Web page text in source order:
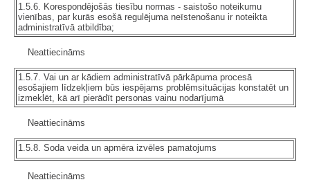
1.5.6. Korespondējošās tiesību normas - saistošo noteikumu
vienības, par kurās esošā regulējuma neīstenošanu ir noteikta
administratīvā atbildība;
Neattiecināms
1.5.7. Vai un ar kādiem administratīvā pārkāpuma procesā
esošajiem līdzekļiem būs iespējams problēmsituācijas konstatēt un
izmeklēt, kā arī pierādīt personas vainu nodarījumā
Neattiecināms
1.5.8. Soda veida un apmēra izvēles pamatojums
Neattiecināms